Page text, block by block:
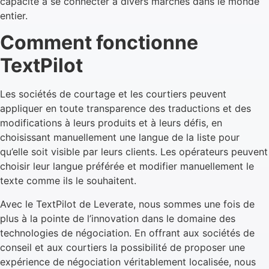
entier.
Comment fonctionne
TextPilot
Les sociétés de courtage et les courtiers peuvent
appliquer en toute transparence des traductions et des
modifications à leurs produits et à leurs défis, en
choisissant manuellement une langue de la liste pour
qu’elle soit visible par leurs clients. Les opérateurs peuvent
choisir leur langue préférée et modifier manuellement le
texte comme ils le souhaitent.
Avec le TextPilot de Leverate, nous sommes une fois de
plus à la pointe de l’innovation dans le domaine des
technologies de négociation. En offrant aux sociétés de
conseil et aux courtiers la possibilité de proposer une
expérience de négociation véritablement localisée, nous